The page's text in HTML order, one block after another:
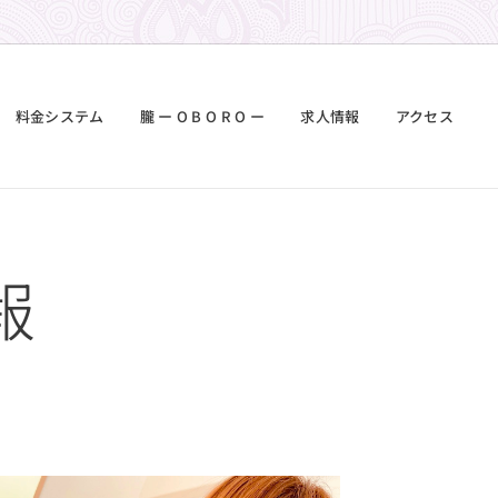
料金システム 朧 ー O B O R O ー 求人情報 アクセス